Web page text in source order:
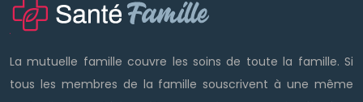
La mutuelle famille couvre les soins de toute la famille. Si
tous les membres de la famille souscrivent à une même